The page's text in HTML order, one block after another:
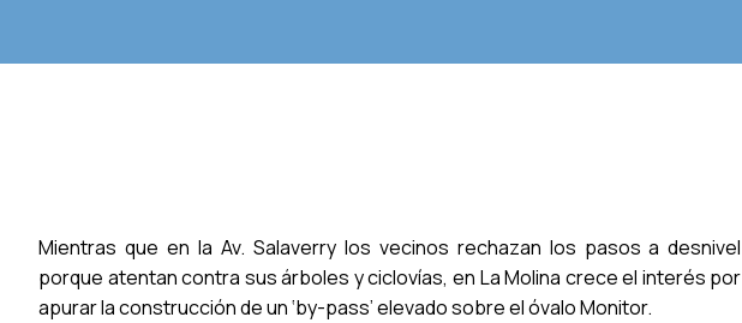
Mientras que en la Av. Salaverry los vecinos rechazan los pasos a desnivel
porque atentan contra sus árboles y ciclovías, en La Molina crece el interés por
apurar la construcción de un ‘by-pass’ elevado sobre el óvalo Monitor.